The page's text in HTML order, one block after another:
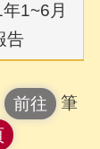
1~6月
告
筆